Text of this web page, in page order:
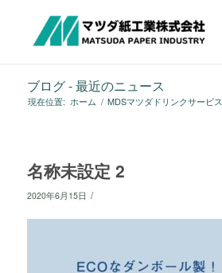
ブログ - 最近のニュース
現在位置: ホーム / MDSマツダドリンクサービス
名称未設定 2
2020年6月15日 /